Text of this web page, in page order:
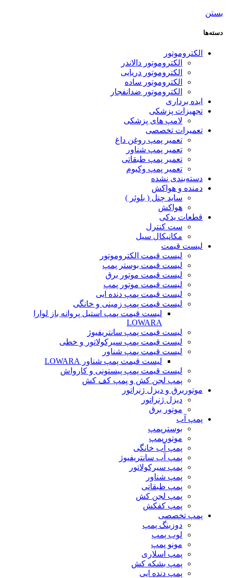
بستن
دسته‌ها
الکتروموتور
الکتروموتور دالاندر
الکتروموتور دریایی
الکتروموتور ساده
الکتروموتور ضدانفجار
ایده برداری
تجهیزات پزشکی
لامپ های پزشکی
تعمیرات تخصصی
تعمیر پمپ روغن داغ
تعمیر پمپ شناور
تعمیر پمپ طبقاتی
تعمیر پمپ وکیوم
دسته‌بندی نشده
دمنده و هواکش
ساید چنل ( بلوئر )
هواکش
قطعات یدکی
ست کنترل
مکانیکال سیل
لیست قیمت
لیست قیمت الکتروموتور
لیست قیمت بوستر پمپ
لیست قیمت موتور برق
لیست قیمت موتور پمپ
لیست قیمت پمپ دنده ایی
لیست قیمت پمپ زمینی و خانگی
ليست قيمت پمپ استيل پروانه باز لوارا
LOWARA
لیست قیمت پمپ سانتریفیوژ
لیست قیمت پمپ سیرکولاتور و خطی
لیست قیمت پمپ شناور
لیست قیمت پمپ شناور LOWARA
لیست قیمت پمپ پیستونی و کارواش
پمپ لجن کش و پمپ کف کش
موتوربرق و دیزل ژنراتور
دیزل ژنراتور
موتور برق
پمپ آب
بوسترپمپ
موتورپمپ
پمپ آب خانگی
پمپ آب سانتریفیوژ
پمپ سیرکولاتور
پمپ شناور
پمپ طبقاتی
پمپ لجن کش
پمپ کفکش
پمپ تخصصی
دوزبنگ پمپ
لوب پمپ
مونو پمپ
پمپ اسلاری
پمپ بشکه کش
پمپ دنده ایی